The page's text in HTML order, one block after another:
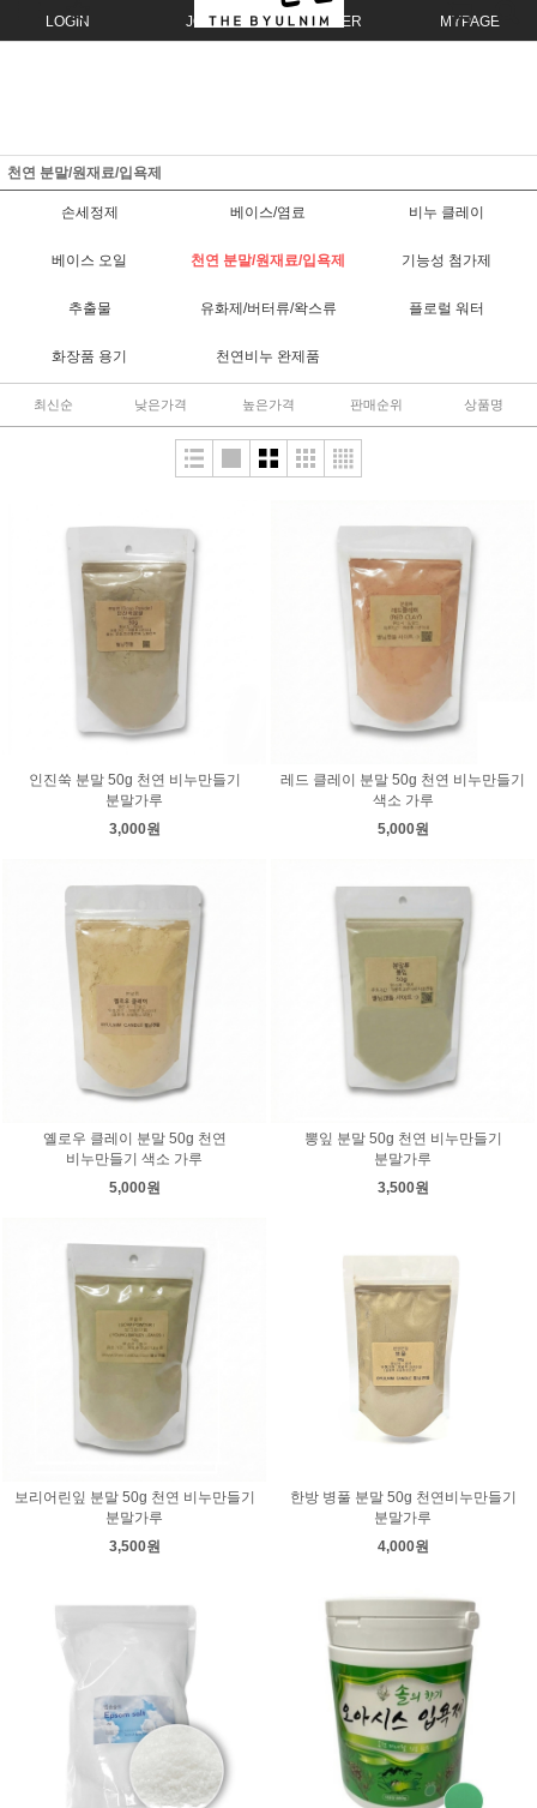
LOGIN JOIN ORDER MYPAGE
천연 분말/원재료/입욕제
손세정제 베이스/염료 비누 클레이
베이스 오일 천연 분말/원재료/입욕제 기능성 첨가제
추출물 유화제/버터류/왁스류 플로럴 워터
화장품 용기 천연비누 완제품
최신순 낮은가격 높은가격 판매순위 상품명
인진쑥 분말 50g 천연 비누만들기
분말가루
3,000원
레드 클레이 분말 50g 천연 비누만들기
색소 가루
5,000원
옐로우 클레이 분말 50g 천연
비누만들기 색소 가루
5,000원
뽕잎 분말 50g 천연 비누만들기
분말가루
3,500원
보리어린잎 분말 50g 천연 비누만들기
분말가루
3,500원
한방 병풀 분말 50g 천연비누만들기
분말가루
4,000원